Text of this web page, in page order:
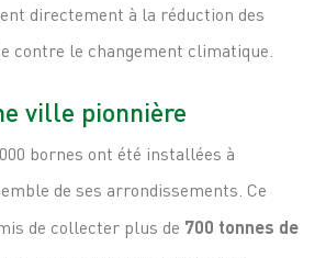
directement à la réduction des
contre le changement climatique.
ville pionnière
bornes ont été installées à
de ses arrondissements. Ce
de collecter plus de 700 tonnes de